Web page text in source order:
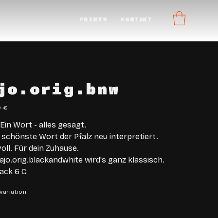
PRINTS KONTAKT
€
Wort - alles gesagt.
schönste Wort der Pfalz neu interpretiert.
Für dein Zuhause.
wird's ganz klassisch.
6 C